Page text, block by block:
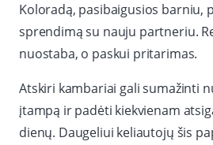
Koloradą, pasibaigusios barniu,
sprendimą su nauju partneriu.
nuostaba, o paskui pritarimas.
Atskiri kambariai gali sumažinti
įtampą ir padėti kiekvienam
dienų. Daugeliui keliautojų šis